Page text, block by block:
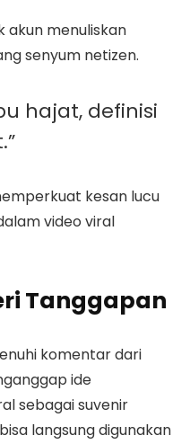
akun menuliskan
senyum netizen.
hajat, definisi
kesan lucu
video viral
Tanggapan
komentar dari
ide
sebagai suvenir
langsung digunakan